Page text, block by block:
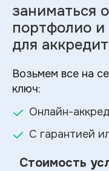
заниматься
портфолио и
для
Возьмем все на
ключ:
Онлайн-
С гарантией
Стоимость